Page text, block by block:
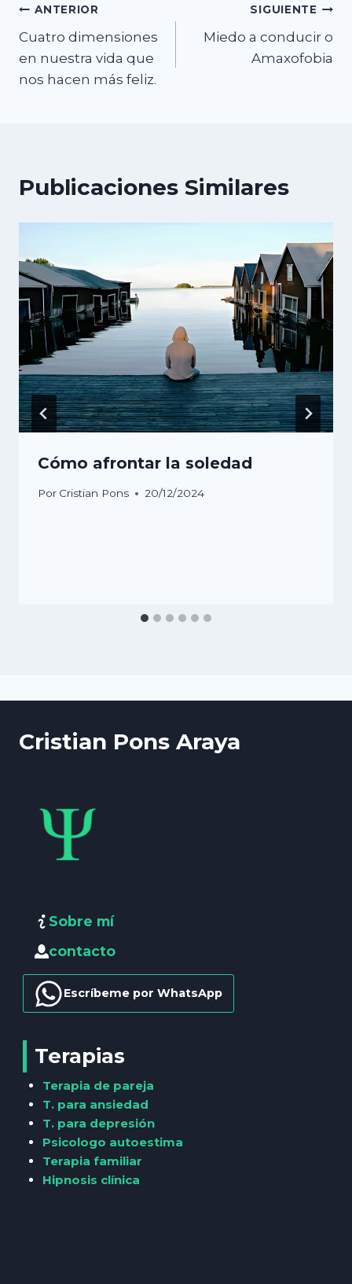
Navegación
de
entradas
ANTERIOR
Cuatro dimensiones
en nuestra vida que
nos hacen más feliz.
SIGUIENTE
Miedo a conducir o
Amaxofobia
Publicaciones Similares
Cómo afrontar la soledad
Por Cristian Pons 20/12/2024
Cristian Pons Araya
Sobre mí
contacto
Escríbeme por WhatsApp
Terapias
Terapia de pareja
T. para ansiedad
T. para depresión
Psicologo autoestima
Terapia familiar
Hipnosis clínica